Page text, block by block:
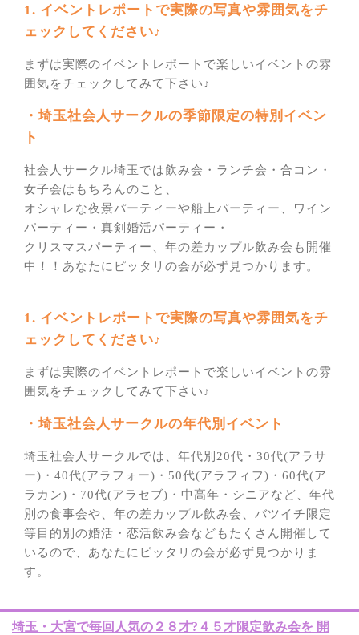
1. イベントレポートで実際の写真や雰囲気をチ
ェックしてください♪
まずは実際のイベントレポートで楽しいイベントの雰
囲気をチェックしてみて下さい♪
・埼玉社会人サークルの季節限定の特別イベン
ト
社会人サークル埼玉では飲み会・ランチ会・合コン・
女子会はもちろんのこと、
オシャレな夜景パーティーや船上パーティー、ワイン
パーティー・真剣婚活パーティー・
クリスマスパーティー、年の差カップル飲み会も開催
中！！あなたにピッタリの会が必ず見つかります。
1. イベントレポートで実際の写真や雰囲気をチ
ェックしてください♪
まずは実際のイベントレポートで楽しいイベントの雰
囲気をチェックしてみて下さい♪
・埼玉社会人サークルの年代別イベント
埼玉社会人サークルでは、年代別20代・30代(アラサ
ー)・40代(アラフォー)・50代(アラフィフ)・60代(ア
ラカン)・70代(アラセブ)・中高年・シニアなど、年代
別の食事会や、年の差カップル飲み会、バツイチ限定
等目的別の婚活・恋活飲み会などもたくさん開催して
いるので、あなたにピッタリの会が必ず見つかりま
す。
埼玉・大宮で毎回人気の２８才?４５才限定飲み会を 開